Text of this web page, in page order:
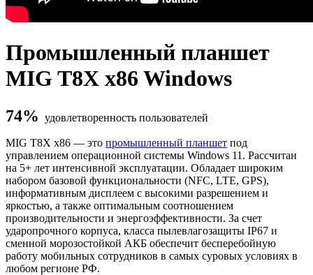
Промышленный планшет
MIG T8X x86 Windows
74% удовлетворенность пользователей
MIG T8X x86 — это промышленный планшет под
управлением операционной системы Windows 11. Рассчитан
на 5+ лет интенсивной эксплуатации. Обладает широким
набором базовой функциональности (NFC, LTE, GPS),
информативным дисплеем с высокими разрешением и
яркостью, а также оптимальным соотношением
производительности и энергоэффективности. За счет
ударопрочного корпуса, класса пылевлагозащиты IP67 и
сменной морозостойкой АКБ обеспечит бесперебойную
работу мобильных сотрудников в самых суровых условиях в
любом регионе РФ.